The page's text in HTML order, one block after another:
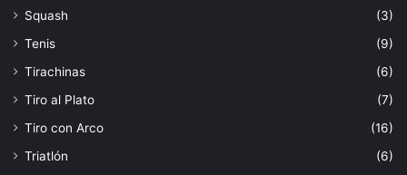
Squash
(3)
Tenis
(9)
Tirachinas
(6)
Tiro al Plato
(7)
Tiro con Arco
(16)
Triatlón
(6)